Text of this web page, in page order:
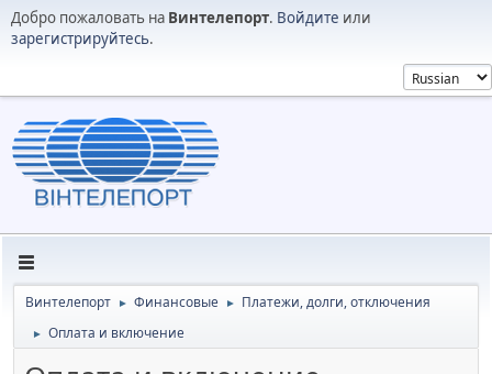
Добро пожаловать на Винтелепорт. Войдите или
зарегистрируйтесь.
Винтелепорт ► Финансовые ► Платежи, долги, отключения
► Оплата и включение